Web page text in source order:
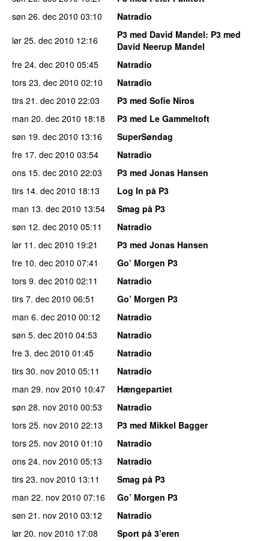
søn 26. dec 2010 03:10
Natradio
lør 25. dec 2010 12:16 P3 med David Mandel: P3 med
David Neerup Mandel
fre 24. dec 2010 05:45
Natradio
tors 23. dec 2010 02:10
Natradio
tirs 21. dec 2010 22:03
P3 med Sofie Niros
man 20. dec 2010 18:18
P3 med Le Gammeltoft
søn 19. dec 2010 13:16
SuperSøndag
fre 17. dec 2010 03:54
Natradio
ons 15. dec 2010 22:03
P3 med Jonas Hansen
tirs 14. dec 2010 18:13
Log In på P3
man 13. dec 2010 13:54
Smag på P3
søn 12. dec 2010 05:11
Natradio
lør 11. dec 2010 19:21
P3 med Jonas Hansen
fre 10. dec 2010 07:41
Go’ Morgen P3
tors 9. dec 2010 02:11
Natradio
tirs 7. dec 2010 06:51
Go’ Morgen P3
man 6. dec 2010 00:12
Natradio
søn 5. dec 2010 04:53
Natradio
fre 3. dec 2010 01:45
Natradio
tirs 30. nov 2010 05:11
Natradio
man 29. nov 2010 10:47
Hængepartiet
søn 28. nov 2010 00:53
Natradio
tors 25. nov 2010 22:13
P3 med Mikkel Bagger
tors 25. nov 2010 01:10
Natradio
ons 24. nov 2010 05:13
Natradio
tirs 23. nov 2010 13:11
Smag på P3
man 22. nov 2010 07:16
Go’ Morgen P3
søn 21. nov 2010 03:12
Natradio
lør 20. nov 2010 17:08
Sport på 3’eren